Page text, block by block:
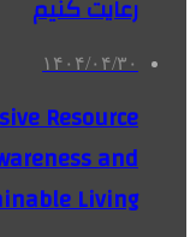
رعایت کنیم
۱۴۰۴/۰۴/۳۰
Resource
and
Living